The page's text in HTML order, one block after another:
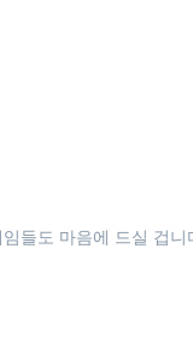
들도 마음에 드실 겁니